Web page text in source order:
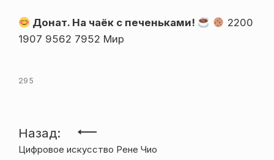
Донат. На чаёк с печеньками!
2200
1907 9562 7952 Мир
295
Навигация
Назад:
Цифровое искусство Рене Чио